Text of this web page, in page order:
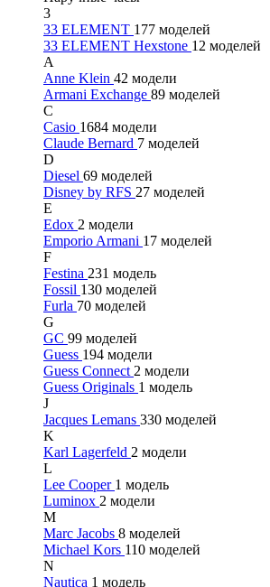
3
33 ELEMENT 177 моделей
33 ELEMENT Hexstone 12 моделей
A
Anne Klein 42 модели
Armani Exchange 89 моделей
C
Casio 1684 модели
Claude Bernard 7 моделей
D
Diesel 69 моделей
Disney by RFS 27 моделей
E
Edox 2 модели
Emporio Armani 17 моделей
F
Festina 231 модель
Fossil 130 моделей
Furla 70 моделей
G
GC 99 моделей
Guess 194 модели
Guess Connect 2 модели
Guess Originals 1 модель
J
Jacques Lemans 330 моделей
K
Karl Lagerfeld 2 модели
L
Lee Cooper 1 модель
Luminox 2 модели
M
Marc Jacobs 8 моделей
Michael Kors 110 моделей
N
Nautica 1 модель